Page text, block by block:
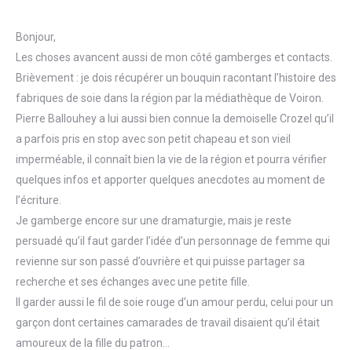
Bonjour,
Les choses avancent aussi de mon côté gamberges et contacts.
Brièvement : je dois récupérer un bouquin racontant l’histoire des
fabriques de soie dans la région par la médiathèque de Voiron.
Pierre Ballouhey a lui aussi bien connue la demoiselle Crozel qu’il
a parfois pris en stop avec son petit chapeau et son vieil
imperméable, il connaît bien la vie de la région et pourra vérifier
quelques infos et apporter quelques anecdotes au moment de
l’écriture.
Je gamberge encore sur une dramaturgie, mais je reste
persuadé qu’il faut garder l’idée d’un personnage de femme qui
revienne sur son passé d’ouvrière et qui puisse partager sa
recherche et ses échanges avec une petite fille.
Il garder aussi le fil de soie rouge d’un amour perdu, celui pour un
garçon dont certaines camarades de travail disaient qu’il était
amoureux de la fille du patron…